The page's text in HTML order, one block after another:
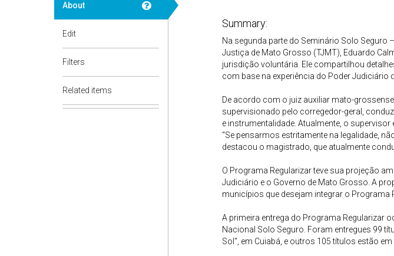
About
Edit
Filters
Related items
Summary:
Na segunda parte do Seminário Solo Seguro
Justiça de Mato Grosso (TJMT), Eduardo
jurisdição voluntária. Ele compartilhou
com base na experiência do Poder Judiciário
De acordo com o juiz auxiliar mato-
supervisionado pelo corregedor-geral,
e instrumentalidade. Atualmente, o
“Se pensarmos estritamente na legalidade,
destacou o magistrado, que atualmente
O Programa Regularizar teve sua projeção
Judiciário e o Governo de Mato Grosso. A
municípios que desejam integrar o Programa
A primeira entrega do Programa Regularizar
Nacional Solo Seguro. Foram entregues 99
Sol", em Cuiabá, e outros 105 títulos estão em